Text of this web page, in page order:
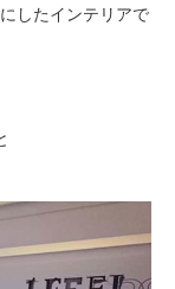
したインテリアで